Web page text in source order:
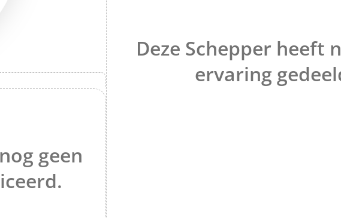
geen
Deze Schepper heeft
ervaring